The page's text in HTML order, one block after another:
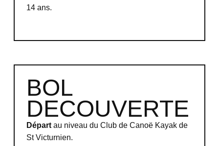
14 ans.
BOL
DECOUVERTE
Départ au niveau du Club de Canoë Kayak de
St Victurnien.